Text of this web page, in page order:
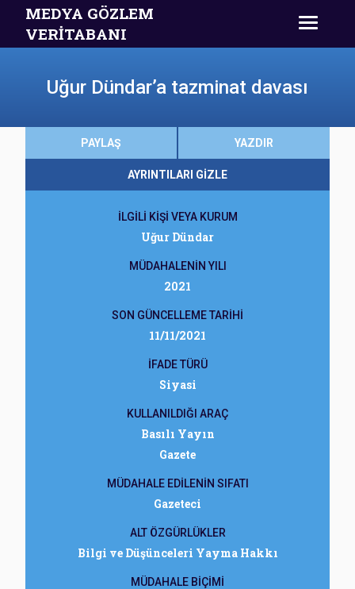
MEDYA GÖZLEM
VERİTABANI
Uğur Dündar’a tazminat davası
PAYLAŞ YAZDIR
AYRINTILARI GİZLE
İLGİLİ KİŞİ VEYA KURUM
Uğur Dündar
MÜDAHALENİN YILI
2021
SON GÜNCELLEME TARİHİ
11/11/2021
İFADE TÜRÜ
Siyasi
KULLANILDIĞI ARAÇ
Basılı Yayın
Gazete
MÜDAHALE EDİLENİN SIFATI
Gazeteci
ALT ÖZGÜRLÜKLER
Bilgi ve Düşünceleri Yayma Hakkı
MÜDAHALE BİÇİMİ